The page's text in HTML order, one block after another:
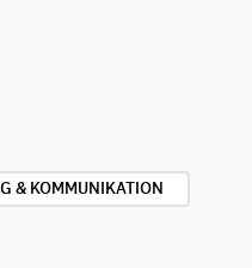
& KOMMUNIKATION